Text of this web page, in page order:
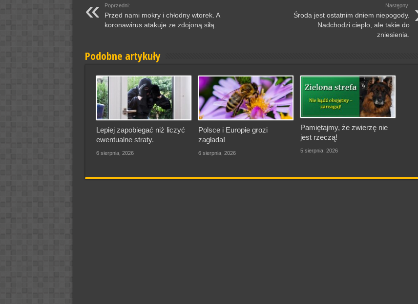
Poprzedni:
Przed nami mokry i chłodny wtorek. A
koronawirus atakuje ze zdojoną siłą.
Następny:
Środa jest ostatnim dniem niepogody.
Nadchodzi ciepło, ale takie do
zniesienia.
Podobne artykuły
Lepiej zapobiegać niż liczyć
ewentualne straty.
6 sierpnia, 2026
Polsce i Europie grozi
zagłada!
6 sierpnia, 2026
Pamiętajmy, że zwierzę nie
jest rzeczą!
5 sierpnia, 2026